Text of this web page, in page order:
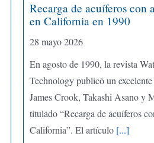
Recarga de acuíferos con
en California en 1990
28 mayo 2026
En agosto de 1990, la revista
Technology publicó un
James Crook, Takashi Asano y
titulado “Recarga de acuíferos
California”. El artículo[...]